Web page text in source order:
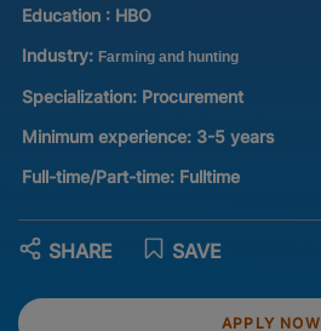
Education : HBO
Industry: Farming and hunting
Specialization: Procurement
Minimum experience: 3-5 years
Full-time/Part-time: Fulltime
APPLY NOW
SAVE
SHARE